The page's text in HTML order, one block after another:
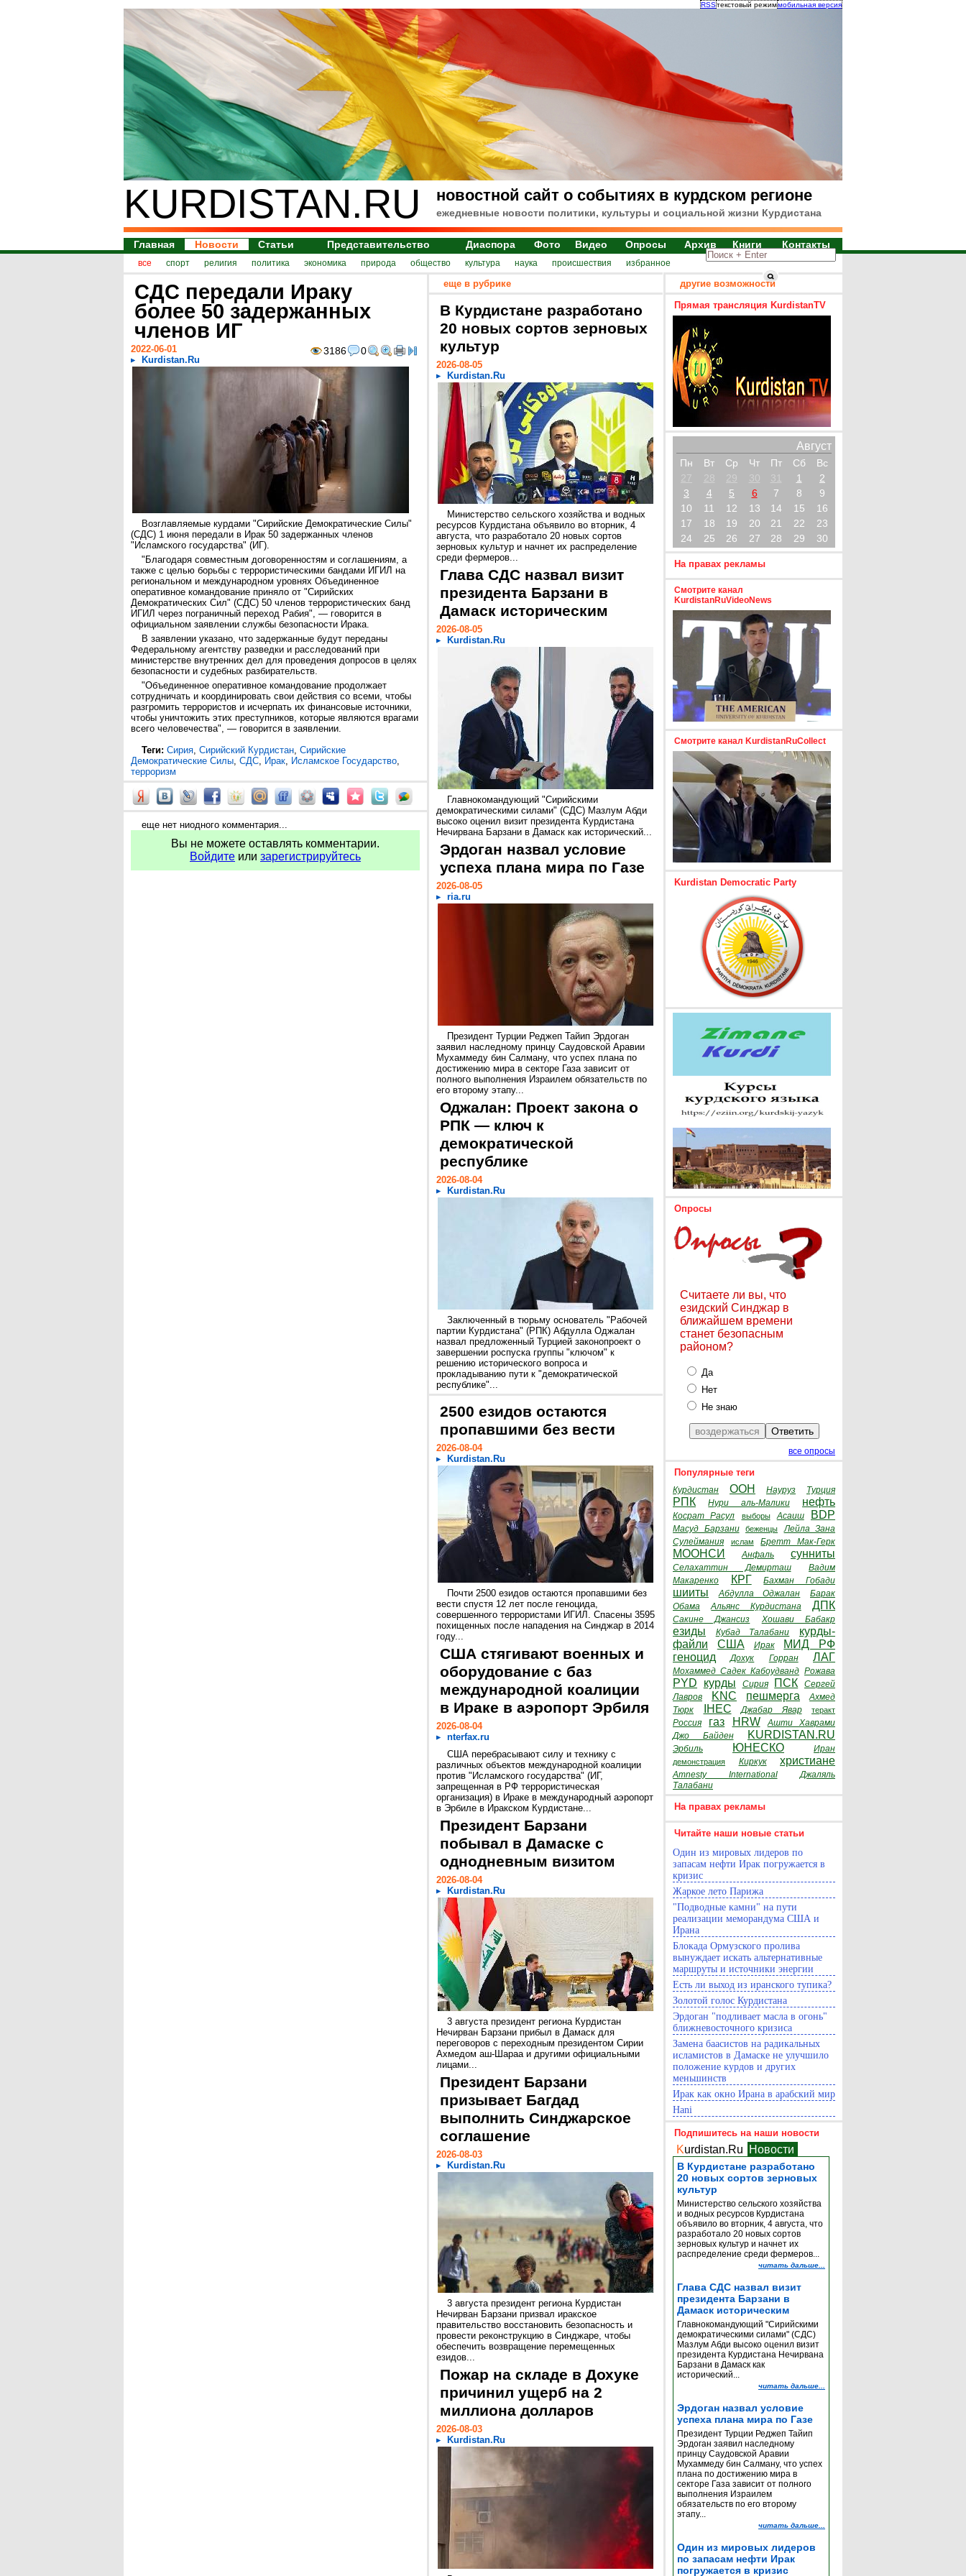
RSSтекстовый режиммобильная версия
KURDISTAN.RU новостной сайт о событиях в курдском регионе
ежедневные новости политики, культуры и социальной жизни Курдистана
Главная Новости Статьи Представительство Диаспора Фото Видео Опросы Архив Книги Контакты
все спорт религия политика экономика природа общество культура наука происшествия избранное
СДС передали Ираку
более 50 задержанных
членов ИГ
3186 0
2022-06-01
Kurdistan.Ru
Возглавляемые курдами "Сирийские Демократические Силы"
(СДС) 1 июня передали в Ирак 50 задержанных членов
"Исламского государства" (ИГ).
"Благодаря совместным договоренностям и соглашениям, а
также с целью борьбы с террористическими бандами ИГИЛ на
региональном и международном уровнях Объединенное
оперативное командование приняло от "Сирийских
Демократических Сил" (СДС) 50 членов террористических банд
ИГИЛ через пограничный переход Рабия", — говорится в
официальном заявлении службы безопасности Ирака.
В заявлении указано, что задержанные будут переданы
Федеральному агентству разведки и расследований при
министерстве внутренних дел для проведения допросов в целях
безопасности и судебных разбирательств.
"Объединенное оперативное командование продолжает
сотрудничать и координировать свои действия со всеми, чтобы
разгромить террористов и исчерпать их финансовые источники,
чтобы уничтожить этих преступников, которые являются врагами
всего человечества", — говорится в заявлении.
Теги: Сирия, Сирийский Курдистан, Сирийские
Демократические Силы, СДС, Ирак, Исламское Государство,
терроризм
еще нет ниодного комментария...
Вы не можете оставлять комментарии.
Войдите или зарегистрируйтесь
еще в рубрике
В Курдистане разработано
20 новых сортов зерновых
культур
2026-08-05
Kurdistan.Ru
Министерство сельского хозяйства и водных
ресурсов Курдистана объявило во вторник, 4
августа, что разработало 20 новых сортов
зерновых культур и начнет их распределение
среди фермеров...
Глава СДС назвал визит
президента Барзани в
Дамаск историческим
2026-08-05
Kurdistan.Ru
Главнокомандующий "Сирийскими
демократическими силами" (СДС) Мазлум Абди
высоко оценил визит президента Курдистана
Нечирвана Барзани в Дамаск как исторический...
Эрдоган назвал условие
успеха плана мира по Газе
2026-08-05
ria.ru
Президент Турции Реджеп Тайип Эрдоган
заявил наследному принцу Саудовской Аравии
Мухаммеду бин Салману, что успех плана по
достижению мира в секторе Газа зависит от
полного выполнения Израилем обязательств по
его второму этапу...
Оджалан: Проект закона о
РПК — ключ к
демократической
республике
2026-08-04
Kurdistan.Ru
Заключенный в тюрьму основатель "Рабочей
партии Курдистана" (РПК) Абдулла Оджалан
назвал предложенный Турцией законопроект о
завершении роспуска группы "ключом" к
решению исторического вопроса и
прокладыванию пути к "демократической
республике"...
2500 езидов остаются
пропавшими без вести
2026-08-04
Kurdistan.Ru
Почти 2500 езидов остаются пропавшими без
вести спустя 12 лет после геноцида,
совершенного террористами ИГИЛ. Спасены 3595
похищенных после нападения на Синджар в 2014
году...
США стягивают военных и
оборудование с баз
международной коалиции
в Ираке в аэропорт Эрбиля
2026-08-04
nterfax.ru
США перебрасывают силу и технику с
различных объектов международной коалиции
против "Исламского государства" (ИГ,
запрещенная в РФ террористическая
организация) в Ираке в международный аэропорт
в Эрбиле в Иракском Курдистане...
Президент Барзани
побывал в Дамаске с
однодневным визитом
2026-08-04
Kurdistan.Ru
3 августа президент региона Курдистан
Нечирван Барзани прибыл в Дамаск для
переговоров с переходным президентом Сирии
Ахмедом аш-Шараа и другими официальными
лицами...
Президент Барзани
призывает Багдад
выполнить Синджарское
соглашение
2026-08-03
Kurdistan.Ru
3 августа президент региона Курдистан
Нечирван Барзани призвал иракское
правительство восстановить безопасность и
провести реконструкцию в Синджаре, чтобы
обеспечить возвращение перемещенных
езидов...
Пожар на складе в Дохуке
причинил ущерб на 2
миллиона долларов
2026-08-03
Kurdistan.Ru
другие возможности
Прямая трансляция KurdistanTV
Август
Пн Вт Ср Чт Пт Сб
Вс
27
28 29 30 31 1
2
3
4 5 6 7 8
9
10
11 12 13 14 15
16
17
18 19 20 21 22
23
24
25 26 27 28 29 30
На правах рекламы
Смотрите канал
KurdistanRuVideoNews
Смотрите канал KurdistanRuCollect
Kurdistan Democratic Party
Опросы
Считаете ли вы, что
езидский Синджар в
ближайшем времени
станет безопасным
районом?
Да
Нет
Не знаю
все опросы
Популярные теги
Курдистан ООН Науруз Турция
РПК Нури аль-Малики нефть
Косрат Расул выборы Асаиш BDP
Масуд Барзани беженцы
Лейла Зана
Сулеймания
ислам Бретт Мак-Герк
МООНСИ Анфаль сунниты
Селахаттин Демирташ
Вадим
Макаренко
КРГ Бахман Гобади
шииты Абдулла Оджалан
Барак
Обама
Альянс Курдистана ДПК
Сакине Джансиз Хошави Бабакр
езиды Кубад Талабани
курды-
файли
США Ирак
МИД РФ
геноцид
Дохук Горран ЛАГ
Мохаммед Садек Кабоудванд Рожава
PYD курды Сирия ПСК
Сергей
Лавров
KNC пешмерга
Ахмед
Тюрк
IHEC Джабар Явар теракт
Россия газ HRW
Ашти Хаврами
Джо Байден
KURDISTAN.RU
Эрбиль ЮНЕСКО Иран
демонстрация Киркук христиане
Amnesty International
Джаляль
Талабани
На правах рекламы
Читайте наши новые статьи
Один из мировых лидеров по
запасам нефти Ирак погружается в
кризис
Жаркое лето Парижа
"Подводные камни" на пути
реализации меморандума США и
Ирана
Блокада Ормузского пролива
вынуждает искать альтернативные
маршруты и источники энергии
Есть ли выход из иранского тупика?
Золотой голос Курдистана
Эрдоган "подливает масла в огонь"
ближневосточного кризиса
Замена баасистов на радикальных
исламистов в Дамаске не улучшило
положение курдов и других
меньшинств
Ирак как окно Ирана в арабский мир
Hani
Подпишитесь на наши новости
Kurdistan.Ru Новости
В Курдистане разработано
20 новых сортов зерновых
культур
Министерство сельского хозяйства
и водных ресурсов Курдистана
объявило во вторник, 4 августа, что
разработало 20 новых сортов
зерновых культур и начнет их
распределение среди фермеров...
читать дальше...
Глава СДС назвал визит
президента Барзани в
Дамаск историческим
Главнокомандующий "Сирийскими
демократическими силами" (СДС)
Мазлум Абди высоко оценил визит
президента Курдистана Нечирвана
Барзани в Дамаск как
исторический...
читать дальше...
Эрдоган назвал условие
успеха плана мира по Газе
Президент Турции Реджеп Тайип
Эрдоган заявил наследному
принцу Саудовской Аравии
Мухаммеду бин Салману, что успех
плана по достижению мира в
секторе Газа зависит от полного
выполнения Израилем
обязательств по его второму
этапу...
читать дальше...
Один из мировых лидеров
по запасам нефти Ирак
погружается в кризис